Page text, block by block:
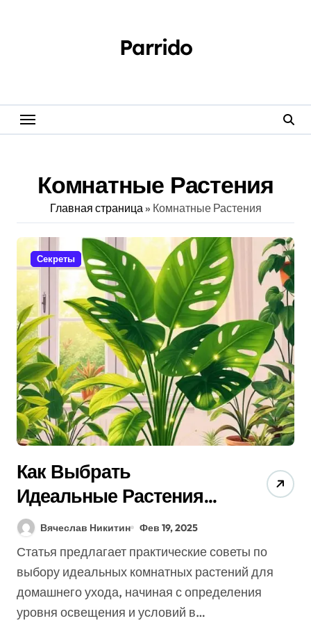
Parrido
Комнатные Растения
Главная страница» Комнатные Растения
Секреты
Как Выбрать
Идеальные Растения
Для Домашнего Ухода (7
Советов Экспертов)
Вячеслав Никитин Фев 19, 2025
Статья предлагает практические советы по
выбору идеальных комнатных растений для
домашнего ухода, начиная с определения
уровня освещения и условий в…